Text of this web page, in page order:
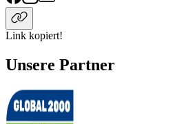
Link kopiert!
Unsere Partner